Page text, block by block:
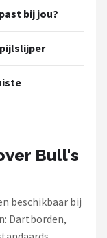
bij jou?
Bull's
beschikbaar bij
Dartborden,